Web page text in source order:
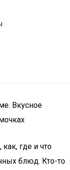
Вкусное
где и что
блюд. Кто-то